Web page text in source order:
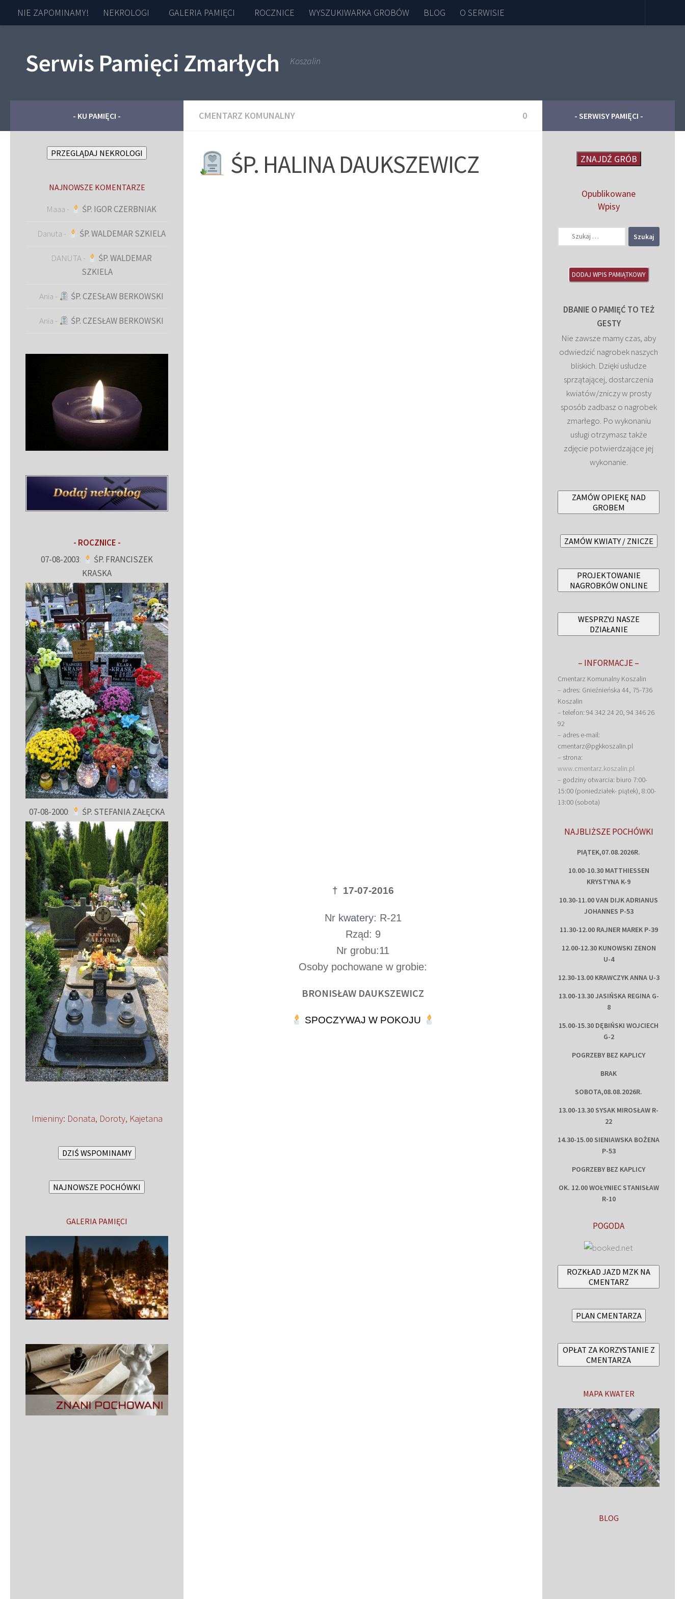
Skip to content
NIE ZAPOMINAMY! NEKROLOGI GALERIA PAMIĘCI ROCZNICE WYSZUKIWARKA GROBÓW BLOG O SERWISIE
Serwis Pamięci Zmarłych Koszalin
CMENTARZ KOMUNALNY 0
ŚP. HALINA DAUKSZEWICZ
† 17-07-2016
Nr kwatery: R-21
Rząd: 9
Nr grobu:11
Osoby pochowane w grobie:
BRONISŁAW DAUKSZEWICZ
SPOCZYWAJ W POKOJU
- KU PAMIĘCI -
PRZEGLĄDAJ NEKROLOGI
NAJNOWSZE KOMENTARZE
Maaa - ŚP. IGOR CZERBNIAK
Danuta - ŚP. WALDEMAR SZKIELA
DANUTA-
ŚP. WALDEMAR
SZKIELA
Ania - ŚP. CZESŁAW BERKOWSKI
Ania - ŚP. CZESŁAW BERKOWSKI
- ROCZNICE -
07-08-2003:
ŚP. FRANCISZEK
KRASKA
07-08-2000: ŚP. STEFANIA ZAŁĘCKA
Imieniny: Donata, Doroty, Kajetana
DZIŚ WSPOMINAMY
NAJNOWSZE POCHÓWKI
GALERIA PAMIĘCI
- SERWISY PAMIĘCI -
ZNAJDŹ GRÓB
Opublikowane
Wpisy
DODAJ WPIS PAMIĄTKOWY
DBANIE O PAMIĘĆ TO TEŻ
GESTY
Nie zawsze mamy czas, aby
odwiedzić nagrobek naszych
bliskich. Dzięki usłudze
sprzątającej, dostarczenia
kwiatów/zniczy w prosty
sposób zadbasz o nagrobek
zmarłego. Po wykonaniu
usługi otrzymasz także
zdjęcie potwierdzające jej
wykonanie.
ZAMÓW OPIEKĘ NAD
GROBEM
ZAMÓW KWIATY / ZNICZE
PROJEKTOWANIE
NAGROBKÓW ONLINE
WESPRZYJ NASZE
DZIAŁANIE
– INFORMACJE –
Cmentarz Komunalny Koszalin
– adres: Gnieźnieńska 44, 75-736
Koszalin
– telefon: 94 342 24 20, 94 346 26
92
– adres e-mail:
cmentarz@pgkkoszalin.pl
– strona:
www.cmentarz.koszalin.pl
– godziny otwarcia: biuro 7:00-
15:00 (poniedziałek- piątek), 8:00-
13:00 (sobota)
NAJBLIŻSZE POCHÓWKI
PIĄTEK,07.08.2026R.
10.00-10.30 MATTHIESSEN
KRYSTYNA K-9
10.30-11.00 VAN DIJK ADRIANUS
JOHANNES P-53
11.30-12.00 RAJNER MAREK P-39
12.00-12.30 KUNOWSKI ZENON
U-4
12.30-13.00 KRAWCZYK ANNA U-3
13.00-13.30 JASIŃSKA REGINA G-
8
15.00-15.30 DĘBIŃSKI WOJCIECH
G-2
POGRZEBY BEZ KAPLICY
BRAK
SOBOTA,08.08.2026R.
13.00-13.30 SYSAK MIROSŁAW R-
22
14.30-15.00 SIENIAWSKA BOŻENA
P-53
POGRZEBY BEZ KAPLICY
OK. 12.00 WOŁYNIEC STANISŁAW
R-10
POGODA
ROZKŁAD JAZD MZK NA
CMENTARZ
PLAN CMENTARZA
OPŁAT ZA KORZYSTANIE Z
CMENTARZA
MAPA KWATER
BLOG